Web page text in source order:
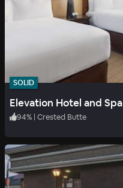
SOLID
Elevation Hotel and Spa
94% | Crested Butte